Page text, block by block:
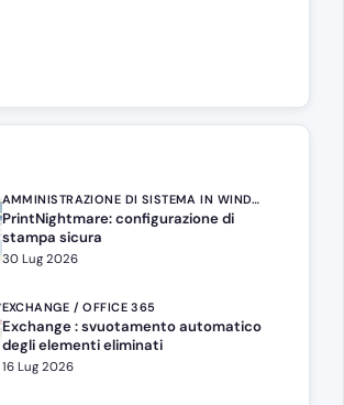
AMMINISTRAZIONE DI SISTEMA IN WINDOWS SERVER
PrintNightmare: configurazione di
stampa sicura
30 Lug 2026
EXCHANGE / OFFICE 365
Exchange : svuotamento automatico
degli elementi eliminati
16 Lug 2026